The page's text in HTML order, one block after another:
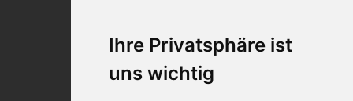
Ihre Privatsphäre ist
uns wichtig
Standorte
Qualitätsaussage